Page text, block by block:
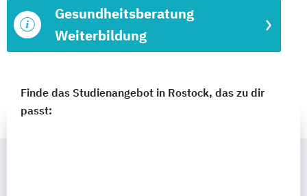
Gesundheitsberatung
Weiterbildung
Finde das Studienangebot in Rostock, das zu dir
passt: